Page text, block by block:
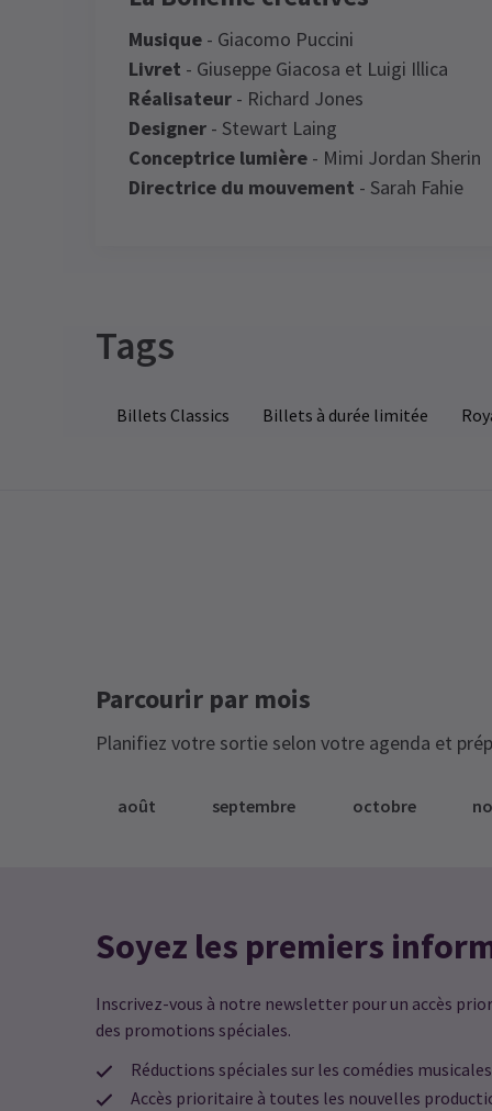
Musique - Giacomo Puccini
Livret - Giuseppe Giacosa et Luigi Illica
Réalisateur - Richard Jones
Designer - Stewart Laing
Conceptrice lumière - Mimi Jordan Sherin
Directrice du mouvement - Sarah Fahie
Eddie
l’opéra auparavant. Super expérience. Je
Londres est un grand théâtre.
L’architecture de l’auditorium vaut à elle
seule le prix du billet
Tags
Billets Classics Billets à durée limitée
Parcourir par mois
Planifiez votre sortie selon votre agenda et
août septembre octobre
Soyez les premiers
Inscrivez-vous à notre newsletter pour un accès
des promotions spéciales.
Réductions spéciales sur les comédies
Accès prioritaire à toutes les nouvelles